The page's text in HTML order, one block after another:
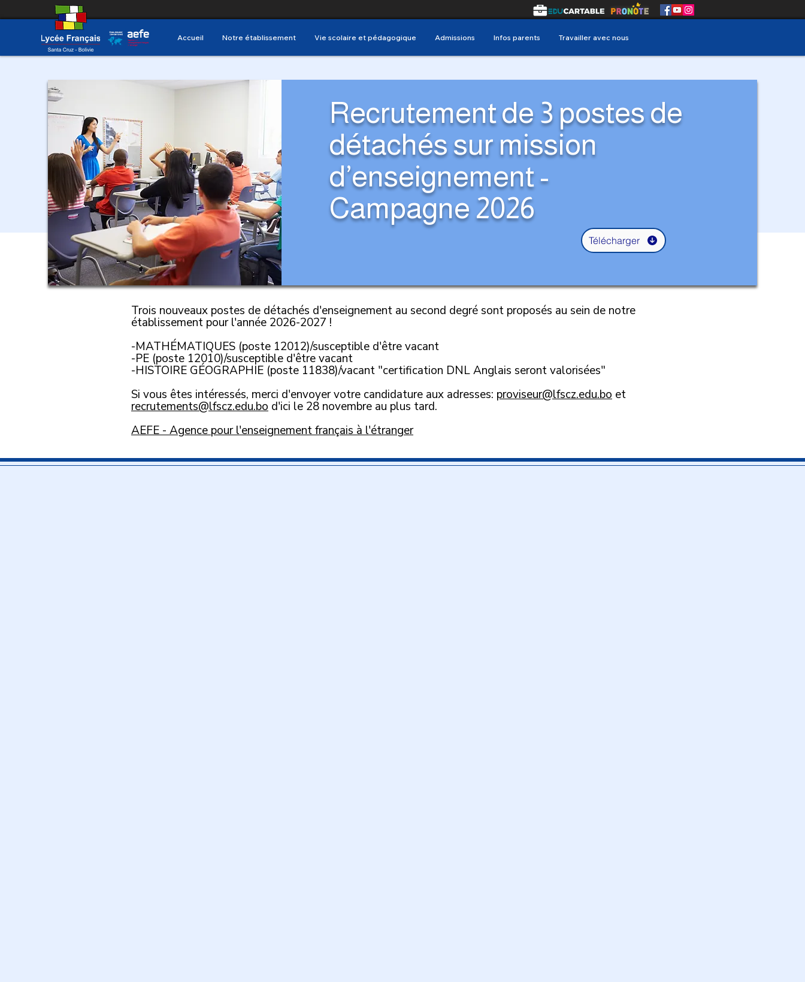
Accueil Notre établissement Vie scolaire et pédagogique Admissions Infos parents Travailler avec nous
Trois nouveaux postes de détachés d'enseignement au second degré sont proposés au sein de notre
établissement pour l'année 2026-2027 !
-MATHÉMATIQUES (poste 12012)/susceptible d'être vacant
-PE (poste 12010)/susceptible d'être vacant
-HISTOIRE GÉOGRAPHIE (poste 11838)/vacant "certification DNL Anglais seront valorisées"
Si vous êtes intéressés, merci d'envoyer votre candidature aux adresses: proviseur@lfscz.edu.bo et
recrutements@lfscz.edu.bo d'ici le 28 novembre au plus tard.
AEFE - Agence pour l'enseignement français à l'étranger
Recrutement de 3 postes de
détachés sur mission
d’enseignement -
Campagne 2026
Télécharger